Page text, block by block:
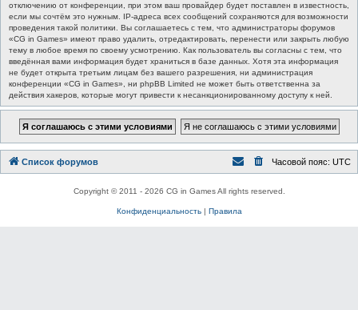
отключению от конференции, при этом ваш провайдер будет поставлен в известность,
если мы сочтём это нужным. IP-адреса всех сообщений сохраняются для возможности
проведения такой политики. Вы соглашаетесь с тем, что администраторы форумов
«CG in Games» имеют право удалить, отредактировать, перенести или закрыть любую
тему в любое время по своему усмотрению. Как пользователь вы согласны с тем, что
введённая вами информация будет храниться в базе данных. Хотя эта информация
не будет открыта третьим лицам без вашего разрешения, ни администрация
конференции «CG in Games», ни phpBB Limited не может быть ответственна за
действия хакеров, которые могут привести к несанкционированному доступу к ней.
Список форумов Часовой пояс: UTC
Copyright © 2011 - 2026 CG in Games All rights reserved.
Конфиденциальность| Правила